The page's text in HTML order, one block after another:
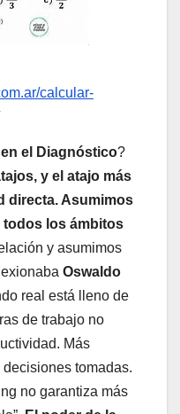
calcular-
el Diagnóstico?
y el atajo más
directa. Asumimos
todos los ámbitos
y asumimos
Oswaldo
real está lleno de
de trabajo no
Más
tomadas.
no garantiza más